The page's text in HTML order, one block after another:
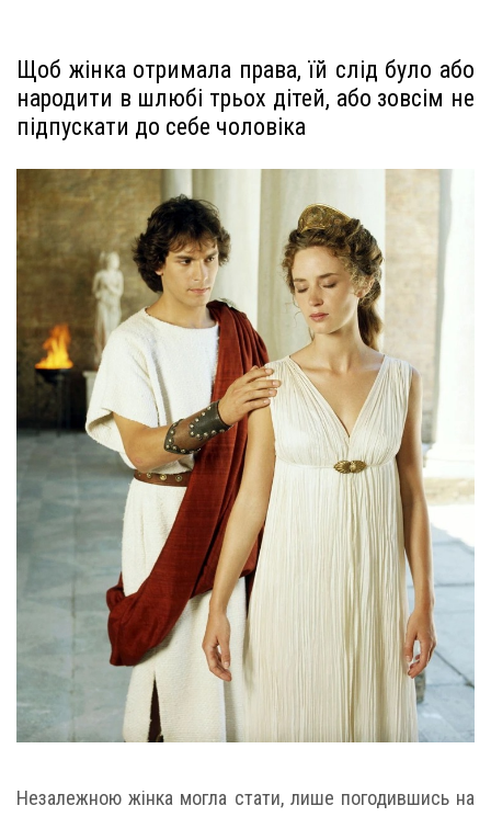
Щоб жінка отримала права, їй слід було або
народити в шлюбі трьох дітей, або зовсім не
підпускати до себе чоловіка
Незалежною жінка могла стати, лише погодившись на